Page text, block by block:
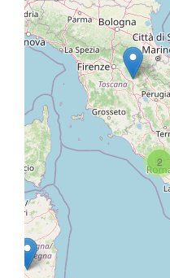
2